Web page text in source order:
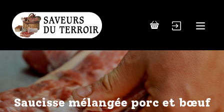
Saucisse mélangée porc et bœuf